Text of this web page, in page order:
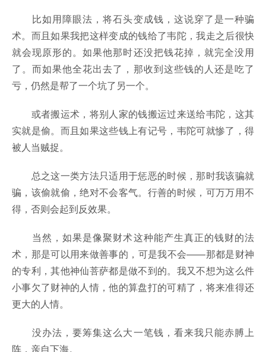
比如用障眼法，将石头变成钱，这说穿了是一种骗
术。而且如果我把这样变成的钱给了韦陀，我走之后很快
就会现原形的。如果他那时还没把钱花掉，就完全没用
了。而如果他全花出去了，那收到这些钱的人还是吃了
亏，仍然是帮了一个坑了另一个。
或者搬运术，将别人家的钱搬运过来送给韦陀，这其
实就是偷。而且如果这些钱上有记号，韦陀可就惨了，得
被人当贼捉。
总之这一类方法只适用于惩恶的时候，那时我该骗就
骗，该偷就偷，绝对不会客气。行善的时候，可万万用不
得，否则会起到反效果。
当然，如果是像聚财术这种能产生真正的钱财的法
术，那是可以用来做善事的，可是我不会——那都是财神
的专利，其他神仙菩萨都是做不到的。我又不想为这么件
小事欠了财神的人情，他的算盘打的可精了，将来准得还
更大的人情。
没办法，要筹集这么大一笔钱，看来我只能赤膊上
阵，亲自下海。